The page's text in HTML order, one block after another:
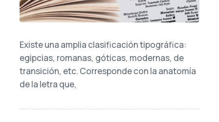
Existe una amplia clasificación tipográfica:
egipcias, romanas, góticas, modernas, de
transición, etc. Corresponde con la anatomía
de la letra que,